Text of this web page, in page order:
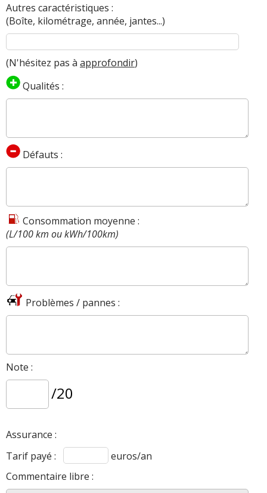
Autres caractéristiques :
(Boîte, kilométrage, année, jantes...)
(N'hésitez pas à approfondir)
Qualités :
Défauts :
Consommation moyenne :
(L/100 km ou kWh/100km)
Problèmes / pannes :
Note :
/20
Assurance :
Tarif payé :
euros/an
Commentaire libre :